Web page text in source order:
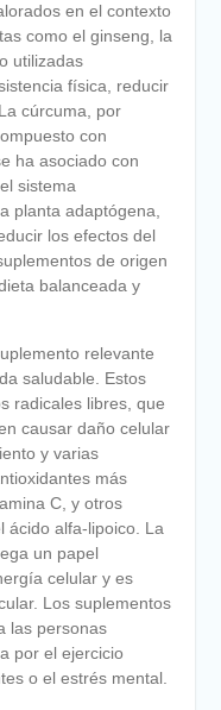
en el contexto
como el ginseng, la
utilizadas
física, reducir
cúrcuma, por
con
ha asociado con
sistema
planta adaptógena,
los efectos del
de origen
balanceada y
relevante
saludable. Estos
radicales libres, que
causar daño celular
y varias
más
C, y otros
ácido alfa-lipoico. La
un papel
celular y es
Los suplementos
las personas
por el ejercicio
o el estrés mental.